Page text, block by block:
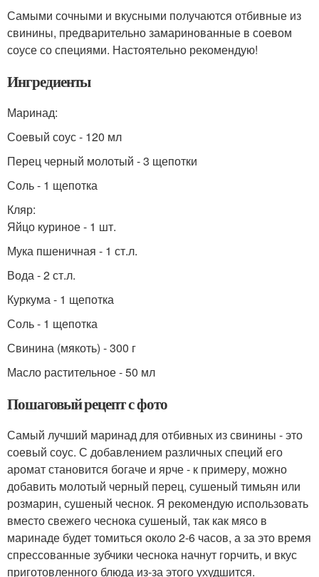
Самыми сочными и вкусными получаются отбивные из
свинины, предварительно замаринованные в соевом
соусе со специями. Настоятельно рекомендую!
Ингредиенты
Маринад:
Соевый соус - 120 мл
Перец черный молотый - 3 щепотки
Соль - 1 щепотка
Кляр:
Яйцо куриное - 1 шт.
Мука пшеничная - 1 ст.л.
Вода - 2 ст.л.
Куркума - 1 щепотка
Соль - 1 щепотка
Свинина (мякоть) - 300 г
Масло растительное - 50 мл
Пошаговый рецепт с фото
Самый лучший маринад для отбивных из свинины - это
соевый соус. С добавлением различных специй его
аромат становится богаче и ярче - к примеру, можно
добавить молотый черный перец, сушеный тимьян или
розмарин, сушеный чеснок. Я рекомендую использовать
вместо свежего чеснока сушеный, так как мясо в
маринаде будет томиться около 2-6 часов, а за это время
спрессованные зубчики чеснока начнут горчить, и вкус
приготовленного блюда из-за этого ухудшится.